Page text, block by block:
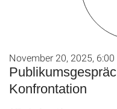
Konfrontation
November 20, 2025,